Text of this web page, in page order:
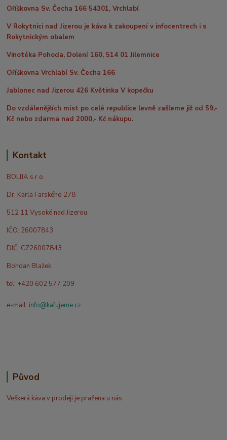
Oříškovna Sv. Čecha 166 54301, Vrchlabí
V Rokytnici nad Jizerou je káva k zakoupení v infocentrech i s
Rokytnickým obalem
Vinotéka Pohoda, Dolení 160, 514 01 Jilemnice
Oříškovna Vrchlabí Sv. Čecha 166
Jablonec nad Jizerou 426 Květinka V kopečku
Do vzdálenějších míst po celé republice levně zašleme již od 59,-
Kč nebo zdarma nad 2000,- Kč nákupu.
Kontakt
BOLIJA s.r.o.
Dr. Karla Farského 278
512 11 Vysoké nad Jizerou
IČO: 26007843
DIČ: CZ26007843
Bohdan Blažek
tel: +420 602 577 209
e-mail: info@kafujeme.cz
Původ
Veškerá káva v prodeji je pražena u nás